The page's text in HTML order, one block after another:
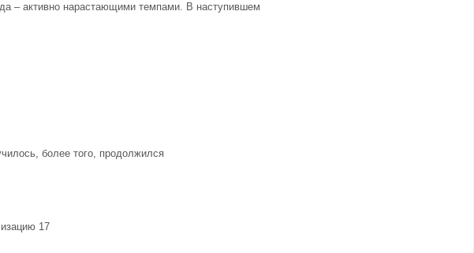
– активно нарастающими темпами. В наступившем
более того, продолжился
17